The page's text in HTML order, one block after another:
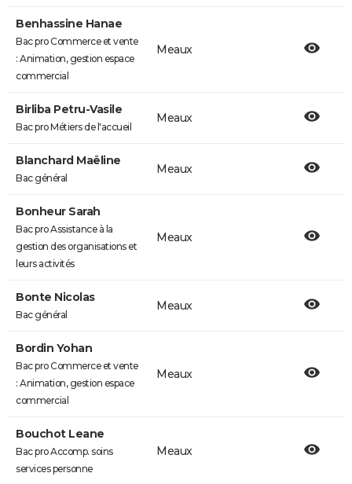
Benhassine Hanae
Bac pro Commerce et vente
: Animation, gestion espace
commercial
Meaux
Birliba Petru-Vasile
Bac pro Métiers de l'accueil
Meaux
Blanchard Maëline
Bac général
Meaux
Bonheur Sarah
Bac pro Assistance à la
gestion des organisations et
leurs activités
Meaux
Bonte Nicolas
Bac général
Meaux
Bordin Yohan
Bac pro Commerce et vente
: Animation, gestion espace
commercial
Meaux
Bouchot Leane
Bac pro Accomp. soins
services personne
Meaux